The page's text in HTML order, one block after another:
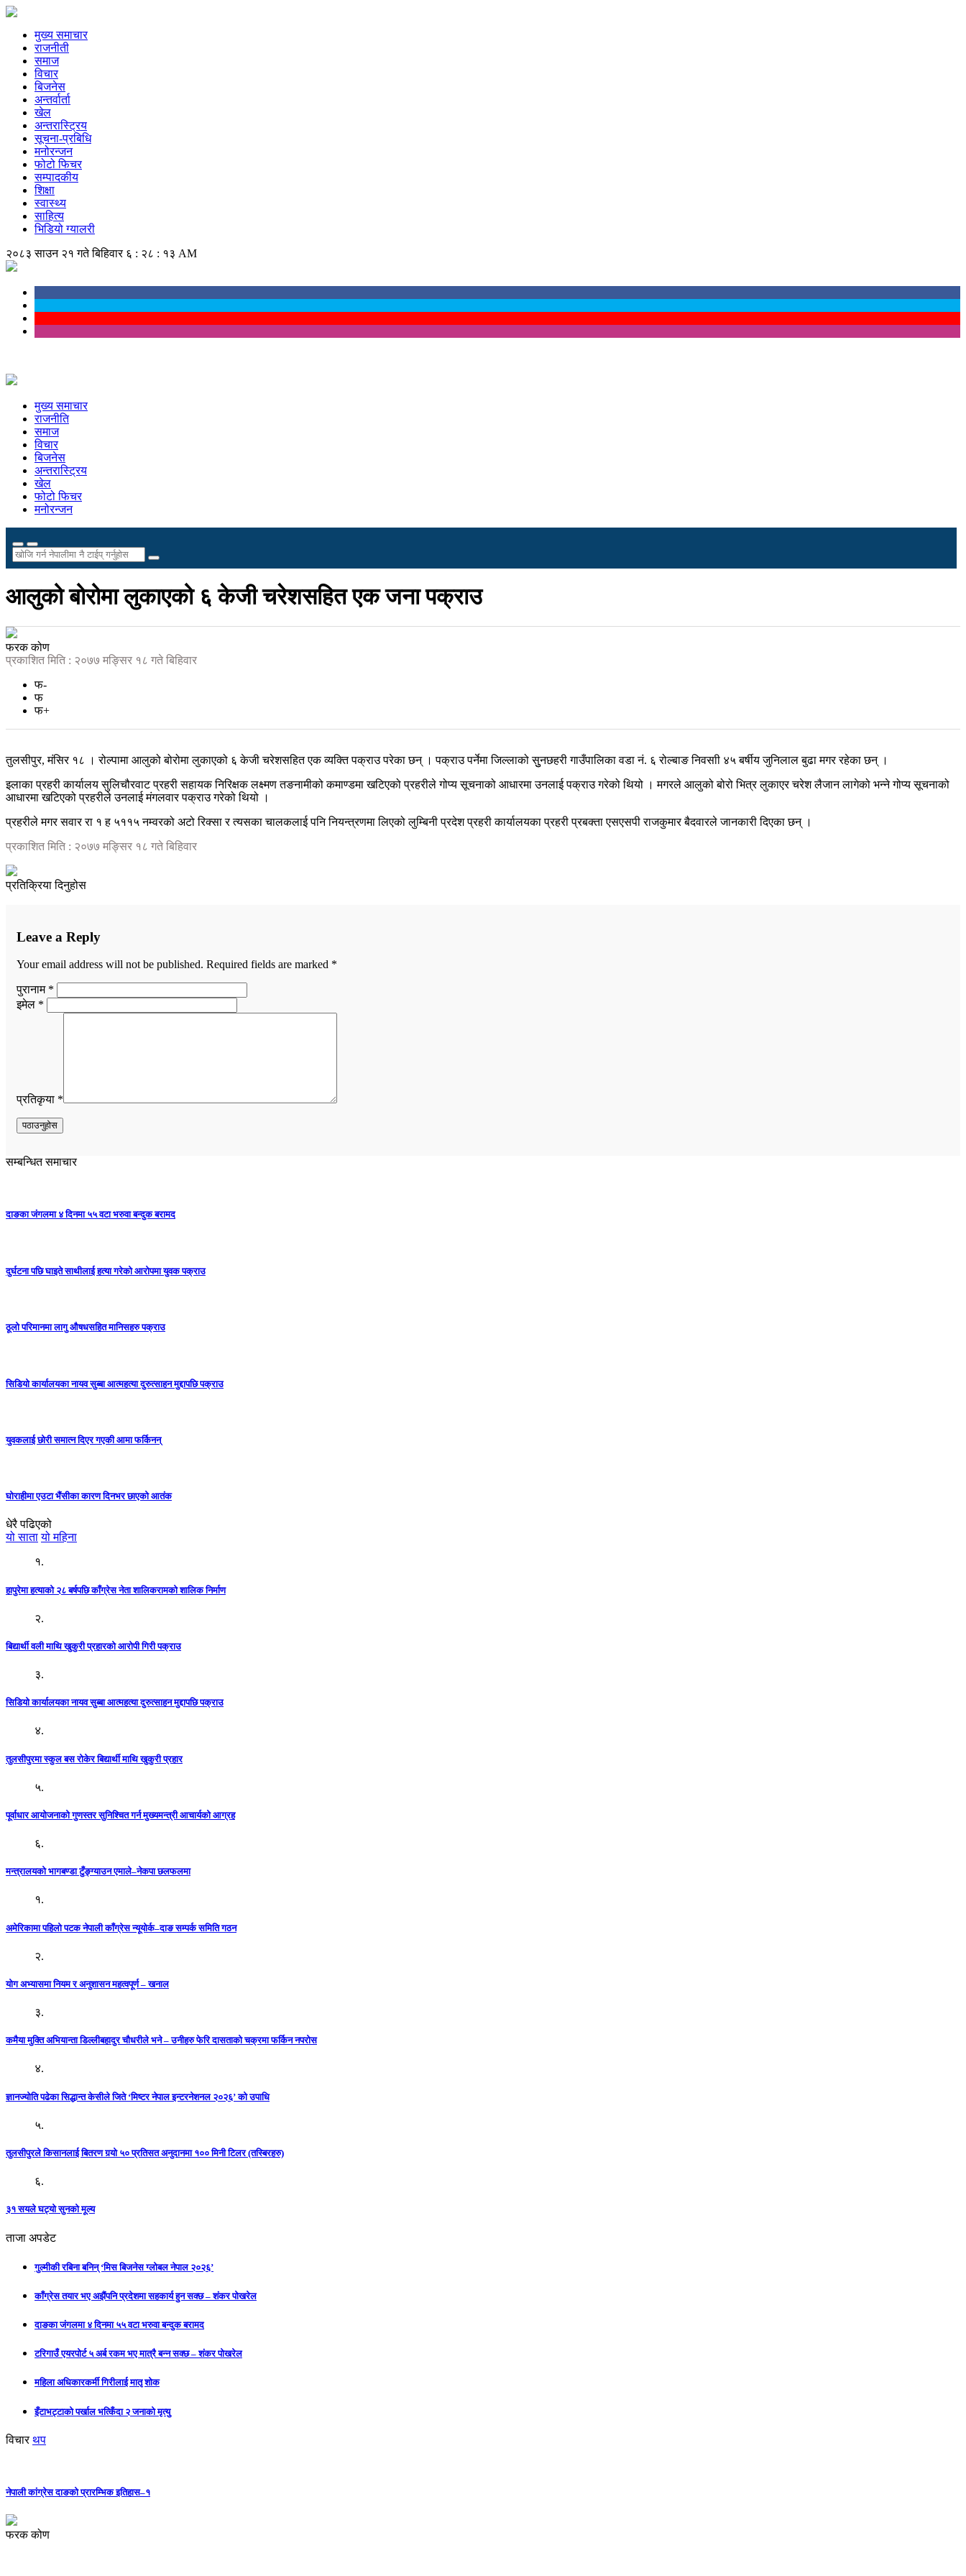
मुख्य समाचार
राजनीती
समाज
विचार
बिजनेस
अन्तर्वार्ता
खेल
अन्तरास्ट्रिय
सूचना-प्रबिधि
मनोरन्जन
फोटो फिचर
सम्पादकीय
शिक्षा
स्वास्थ्य
साहित्य
भिडियो ग्यालरी
२०८३ साउन २१ गते बिहिवार ६ : २८ : १४ AM
मुख्य समाचार
राजनीति
समाज
विचार
बिजनेस
अन्तरास्ट्रिय
खेल
फोटो फिचर
मनोरन्जन
आलुको बोरोमा लुकाएको ६ केजी चरेशसहित एक जना पक्राउ
फरक कोण
प्रकाशित मिति : २०७७ मङ्सिर १८ गते बिहिवार
फ-
फ
फ+
तुलसीपुर, मंसिर १८ । रोल्पामा आलुको बोरोमा लुकाएको ६ केजी चरेशसहित एक व्यक्ति पक्राउ परेका छन् । पक्राउ पर्नेमा जिल्लाको सुुनछहरी गाउँपालिका वडा नं. ६ रोल्बाङ निवसाी ४५ बर्षीय जुनिलाल बुढा मगर रहेका छन् ।
इलाका प्रहरी कार्यालय सुलिचौरवाट प्रहरी सहायक निरिक्षक लक्ष्मण तङनामीको कमाण्डमा खटिएको प्रहरीले गोप्य सूचनाको आधारमा उनलाई पक्राउ गरेको थियो । मगरले आलुको बोरो भित्र लुकाएर चरेश लैजान लागेको भन्ने गोप्य सूचनाको
आधारमा खटिएको प्रहरीले उनलाई मंगलवार पक्राउ गरेको थियो ।
प्रहरीले मगर सवार रा १ ह ५११५ नम्वरको अटो रिक्सा र त्यसका चालकलाई पनि नियन्त्रणमा लिएको लुम्बिनी प्रदेश प्रहरी कार्यालयका प्रहरी प्रबक्ता एसएसपी राजकुमार बैदवारले जानकारी दिएका छन् ।
प्रकाशित मिति : २०७७ मङ्सिर १८ गते बिहिवार
प्रतिक्रिया दिनुहोस
Leave a Reply
Your email address will not be published. Required fields are marked *
पुरानाम *
इमेल *
प्रतिकृया *
सम्बन्धित समाचार
दाङका जंगलमा ४ दिनमा ५५ वटा भरुवा बन्दुक बरामद
दुर्घटना पछि घाइते साथीलाई हत्या गरेको आरोपमा युवक पक्राउ
ठूलो परिमानमा लागु औषधसहित मानिसहरु पक्राउ
सिडियो कार्यालयका नायव सुब्बा आत्महत्या दुरुत्साहन मुद्दापछि पक्राउ
युवकलाई छोरी समात्न दिएर गएकी आमा फर्किनन्
घोराहीमा एउटा भैंसीका कारण दिनभर छाएको आतंक
धेरै पढिएको
यो साता यो महिना
१.
हापुरेमा हत्याको २८ बर्षपछि काँग्रेस नेता शालिकरामको शालिक निर्माण
२.
बिद्यार्थी वली माथि खुकुरी प्रहारको आरोपी गिरी पक्राउ
३.
सिडियो कार्यालयका नायव सुब्बा आत्महत्या दुरुत्साहन मुद्दापछि पक्राउ
४.
तुलसीपुरमा स्कुल बस रोकेर बिद्यार्थी माथि खुकुरी प्रहार
५.
पूर्वाधार आयोजनाको गुणस्तर सुनिश्चित गर्न मुख्यमन्त्री आचार्यको आग्रह
६.
मन्त्रालयको भागबण्डा टुँङ्ग्याउन एमाले–नेकपा छलफलमा
१.
अमेरिकामा पहिलो पटक नेपाली काँग्रेस न्यूयोर्क–दाङ सम्पर्क समिति गठन
२.
योग अभ्यासमा नियम र अनुशासन महत्वपूर्ण – खनाल
३.
कमैया मुक्ति अभियान्ता डिल्लीबहादुर चौधरीले भने – उनीहरु फेरि दासताको चक्रमा फर्किन नपरोस
४.
ज्ञानज्योति पढेका सिद्धान्त केसीले जिते ‘मिष्टर नेपाल इन्टरनेशनल २०२६’ को उपाधि
५.
तुलसीपुरले किसानलाई बितरण गर्‍यो ५० प्रतिसत अनुदानमा १०० मिनी टिलर (तस्बिरहरु)
६.
३१ सयले घट्यो सुनको मूल्य
ताजा अपडेट
गुल्मीकी रबिना बनिन् ‘मिस बिजनेस ग्लोबल नेपाल २०२६’
काँग्रेस तयार भए अझैंपनि प्रदेशमा सहकार्य हुन सक्छ – शंकर पोखरेल
दाङका जंगलमा ४ दिनमा ५५ वटा भरुवा बन्दुक बरामद
टरिगाउँ एयरपोर्ट ५ अर्ब रकम भए मात्रै बन्न सक्छ – शंकर पोखरेल
महिला अधिकारकर्मी गिरीलाई मातृ शोक
इँटाभट्टाको पर्खाल भत्किँदा २ जनाको मृत्यु
विचार थप
नेपाली कांग्रेस दाङको प्रारम्भिक इतिहास–१
फरक कोण